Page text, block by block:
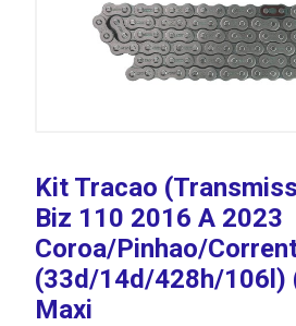
Kit Tracao
Biz 110 2016 A 2023
Coroa/Pinhao/
(33d/14d/428h/106l)
Maxi